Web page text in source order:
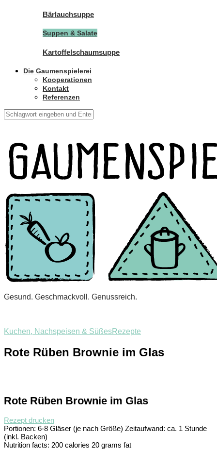
Bärlauchsuppe
Suppen & Salate
Kartoffelschaumsuppe
Die Gaumenspielerei
Kooperationen
Kontakt
Referenzen
Gesund. Geschmackvoll. Genussreich.
Kuchen, Nachspeisen & SüßesRezepte
Rote Rüben Brownie im Glas
Rote Rüben Brownie im Glas
Rezept drucken
Portionen: 6-8 Gläser (je nach Größe) Zeitaufwand: ca. 1 Stunde
(inkl. Backen)
Nutrition facts: 200 calories 20 grams fat